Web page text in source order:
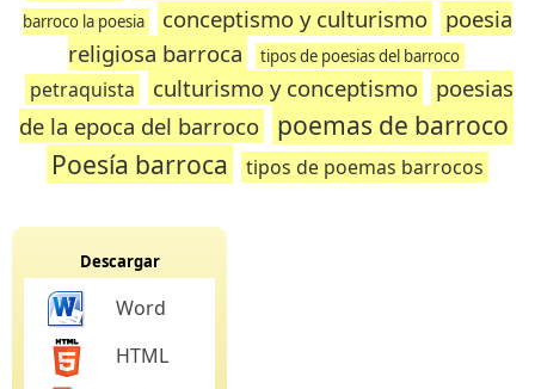
barroco la poesia
conceptismo y culturismo
poesia
religiosa barroca
tipos de poesias del barroco
petraquista culturismo y conceptismo
poesias
de la epoca del barroco
poemas de barroco
Poesía barroca
tipos de poemas barrocos
Descargar
Word
HTML